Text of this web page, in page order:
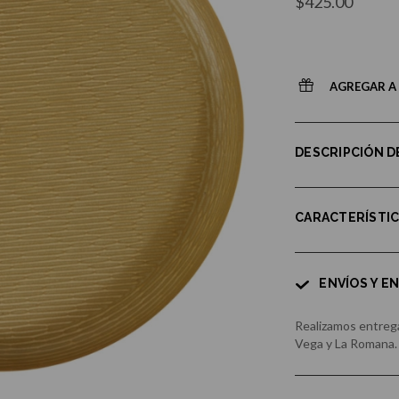
AGREGAR
DESCRIPCIÓN
ENVÍOS Y
Realizamos
Vega y La Romana.